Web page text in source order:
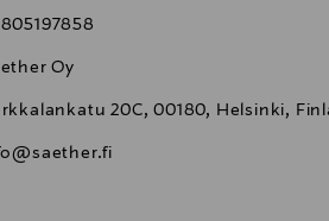
Oy
20C, 00180, Helsinki,